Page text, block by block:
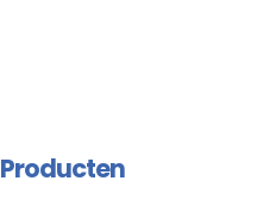
Producten